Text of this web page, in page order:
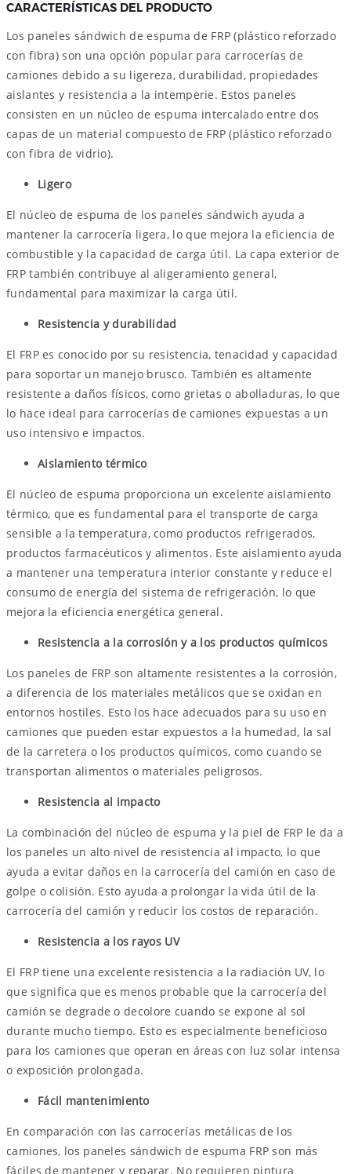
CARACTERÍSTICAS DEL PRODUCTO
Los paneles sándwich de espuma de FRP (plástico reforzado
con fibra) son una opción popular para carrocerías de
camiones debido a su ligereza, durabilidad, propiedades
aislantes y resistencia a la intemperie. Estos paneles
consisten en un núcleo de espuma intercalado entre dos
capas de un material compuesto de FRP (plástico reforzado
con fibra de vidrio).
Ligero
El núcleo de espuma de los paneles sándwich ayuda a
mantener la carrocería ligera, lo que mejora la eficiencia de
combustible y la capacidad de carga útil. La capa exterior de
FRP también contribuye al aligeramiento general,
fundamental para maximizar la carga útil.
Resistencia y durabilidad
El FRP es conocido por su resistencia, tenacidad y capacidad
para soportar un manejo brusco. También es altamente
resistente a daños físicos, como grietas o abolladuras, lo que
lo hace ideal para carrocerías de camiones expuestas a un
uso intensivo e impactos.
Aislamiento térmico
El núcleo de espuma proporciona un excelente aislamiento
térmico, que es fundamental para el transporte de carga
sensible a la temperatura, como productos refrigerados,
productos farmacéuticos y alimentos. Este aislamiento ayuda
a mantener una temperatura interior constante y reduce el
consumo de energía del sistema de refrigeración, lo que
mejora la eficiencia energética general.
Resistencia a la corrosión y a los productos químicos
Los paneles de FRP son altamente resistentes a la corrosión,
a diferencia de los materiales metálicos que se oxidan en
entornos hostiles. Esto los hace adecuados para su uso en
camiones que pueden estar expuestos a la humedad, la sal
de la carretera o los productos químicos, como cuando se
transportan alimentos o materiales peligrosos.
Resistencia al impacto
La combinación del núcleo de espuma y la piel de FRP le da a
los paneles un alto nivel de resistencia al impacto, lo que
ayuda a evitar daños en la carrocería del camión en caso de
golpe o colisión. Esto ayuda a prolongar la vida útil de la
carrocería del camión y reducir los costos de reparación.
Resistencia a los rayos UV
El FRP tiene una excelente resistencia a la radiación UV, lo
que significa que es menos probable que la carrocería del
camión se degrade o decolore cuando se expone al sol
durante mucho tiempo. Esto es especialmente beneficioso
para los camiones que operan en áreas con luz solar intensa
o exposición prolongada.
Fácil mantenimiento
En comparación con las carrocerías metálicas de los
camiones, los paneles sándwich de espuma FRP son más
fáciles de mantener y reparar. No requieren pintura